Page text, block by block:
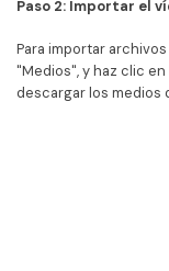
Paso 2: Importar el
Para importar
"Medios", y haz clic
descargar los medios